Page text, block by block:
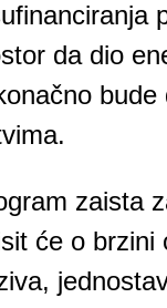
da dio
bude
zaista
će o brzini